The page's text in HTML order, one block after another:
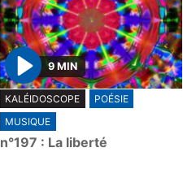
P
l
a
y
9 MIN
KALÉIDOSCOPE
POÉSIE
MUSIQUE
n°197 : La liberté